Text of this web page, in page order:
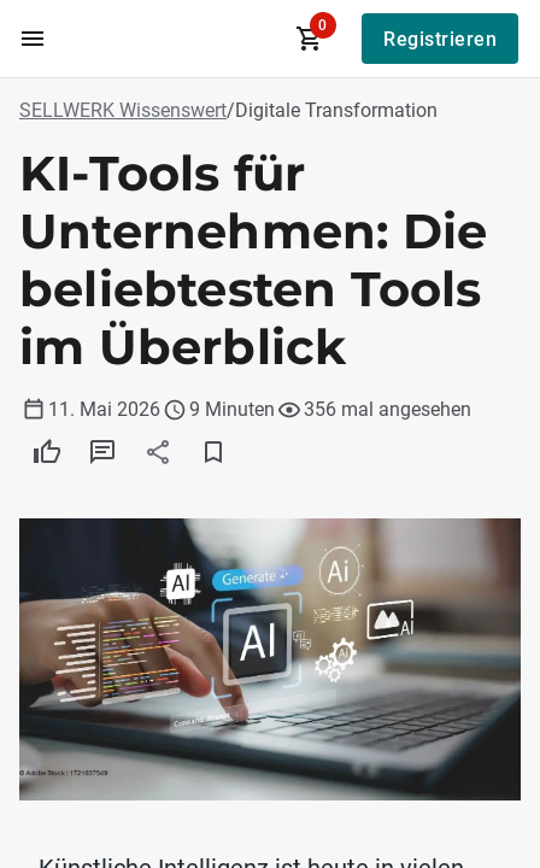
Zum Hauptinhalt
0
Registrieren
SELLWERK Wissenswert/Digitale Transformation
KI-Tools für
Unternehmen: Die
beliebtesten Tools
im Überblick
11. Mai 2026 9 Minuten 356 mal angesehen